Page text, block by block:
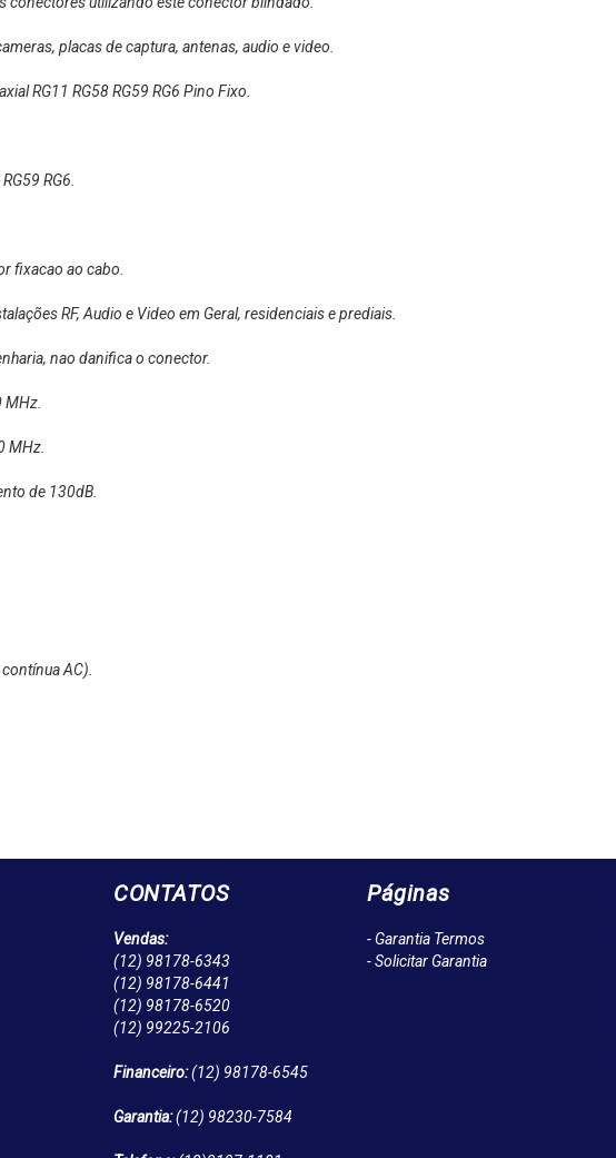
placas de captura, antenas, audio e video.
RG11 RG58 RG59 RG6 Pino Fixo.
RG6.
fixacao ao cabo.
RF, Audio e Video em Geral, residenciais e prediais.
nao danifica o conector.
MHz.
MHz.
de 130dB.
AC).
CONTATOS
Vendas:
(12) 98178-6343
(12) 98178-6441
(12) 98178-6520
(12) 99225-2106
Financeiro:(12) 98178-6545
Garantia:(12) 98230-7584
Páginas
- Garantia Termos
- Solicitar Garantia